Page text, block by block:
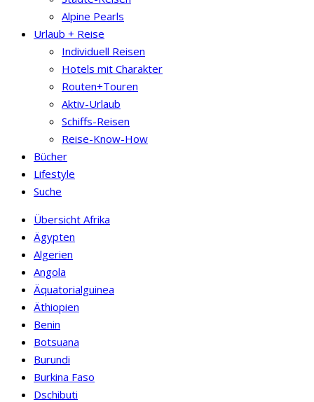
Alpine Pearls
Urlaub + Reise
Individuell Reisen
Hotels mit Charakter
Routen+Touren
Aktiv-Urlaub
Schiffs-Reisen
Reise-Know-How
Bücher
Lifestyle
Suche
Übersicht Afrika
Ägypten
Algerien
Angola
Äquatorialguinea
Äthiopien
Benin
Botsuana
Burundi
Burkina Faso
Dschibuti